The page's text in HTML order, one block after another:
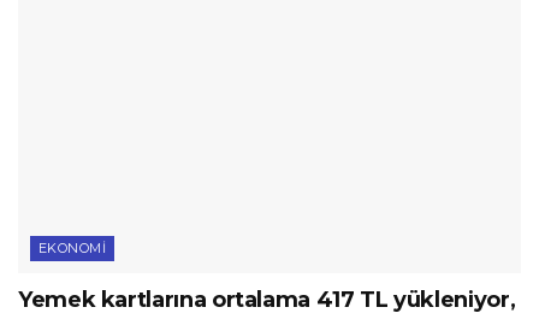
EKONOMI
Yemek kartlarına ortalama 417 TL yükleniyor,